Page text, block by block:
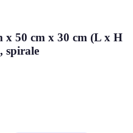
x 50 cm x 30 cm (L x H
spirale